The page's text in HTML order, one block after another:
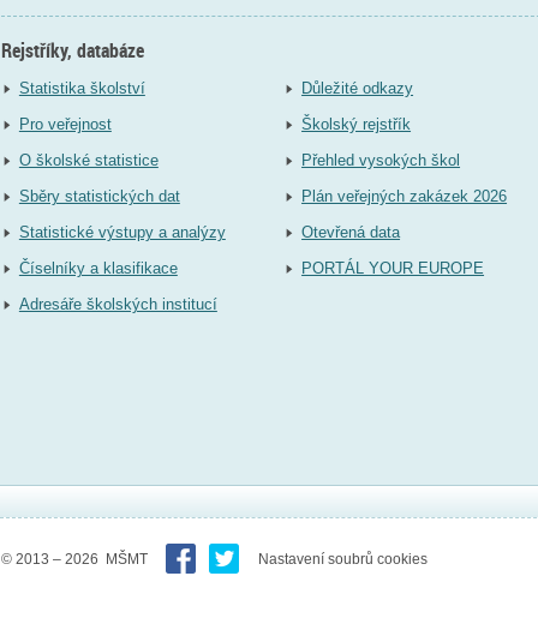
Rejstříky, databáze
Statistika školství
Pro veřejnost
O školské statistice
Sběry statistických dat
Statistické výstupy a analýzy
Číselníky a klasifikace
Adresáře školských institucí
Důležité odkazy
Školský rejstřík
Přehled vysokých škol
Plán veřejných zakázek 2026
Otevřená data
PORTÁL YOUR EUROPE
© 2013 – 2026 MŠMT Nastavení soubrů cookies